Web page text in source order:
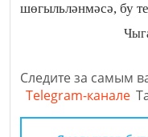
шөгыльләнмәсә, бу
Следите за самым
Telegram-канале